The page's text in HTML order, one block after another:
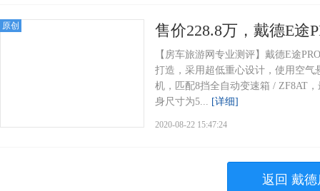
原创 售价228.8万，戴德E途
【房车旅游网专业测评】戴德E途
打造，采用超低重心设计，使用空
机，匹配8挡全自动变速箱 / ZF8AT
身尺寸为5... [详细]
2020-08-22 15:47:24
返回 戴